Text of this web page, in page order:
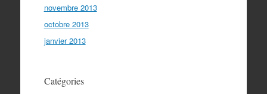
novembre 2013
octobre 2013
janvier 2013
Catégories